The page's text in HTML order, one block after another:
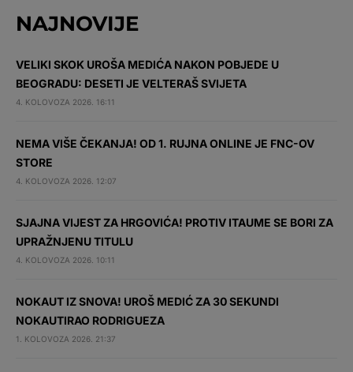
NAJNOVIJE
VELIKI SKOK UROŠA MEDIĆA NAKON POBJEDE U
BEOGRADU: DESETI JE VELTERAŠ SVIJETA
4. KOLOVOZA 2026. 16:11
NEMA VIŠE ČEKANJA! OD 1. RUJNA ONLINE JE FNC-OV
STORE
4. KOLOVOZA 2026. 12:07
SJAJNA VIJEST ZA HRGOVIĆA! PROTIV ITAUME SE BORI ZA
UPRAŽNJENU TITULU
4. KOLOVOZA 2026. 10:11
NOKAUT IZ SNOVA! UROŠ MEDIĆ ZA 30 SEKUNDI
NOKAUTIRAO RODRIGUEZA
1. KOLOVOZA 2026. 21:37